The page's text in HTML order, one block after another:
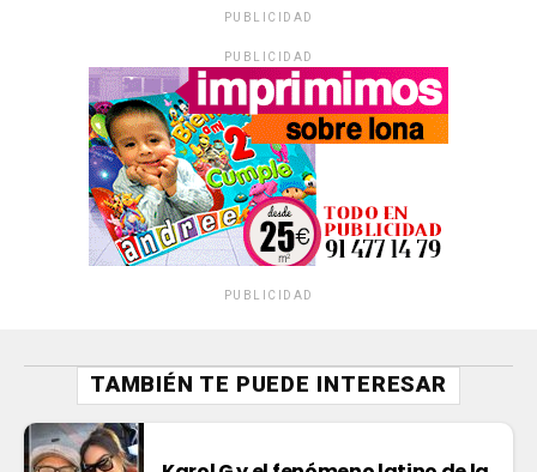
PUBLICIDAD
PUBLICIDAD
PUBLICIDAD
TAMBIÉN TE PUEDE INTERESAR